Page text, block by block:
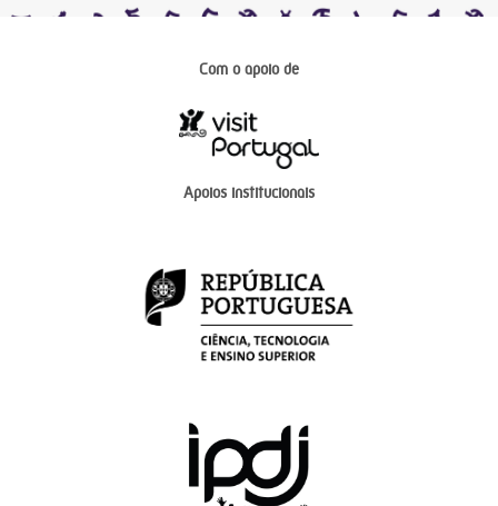
Com o apoio de
Apoios institucionais